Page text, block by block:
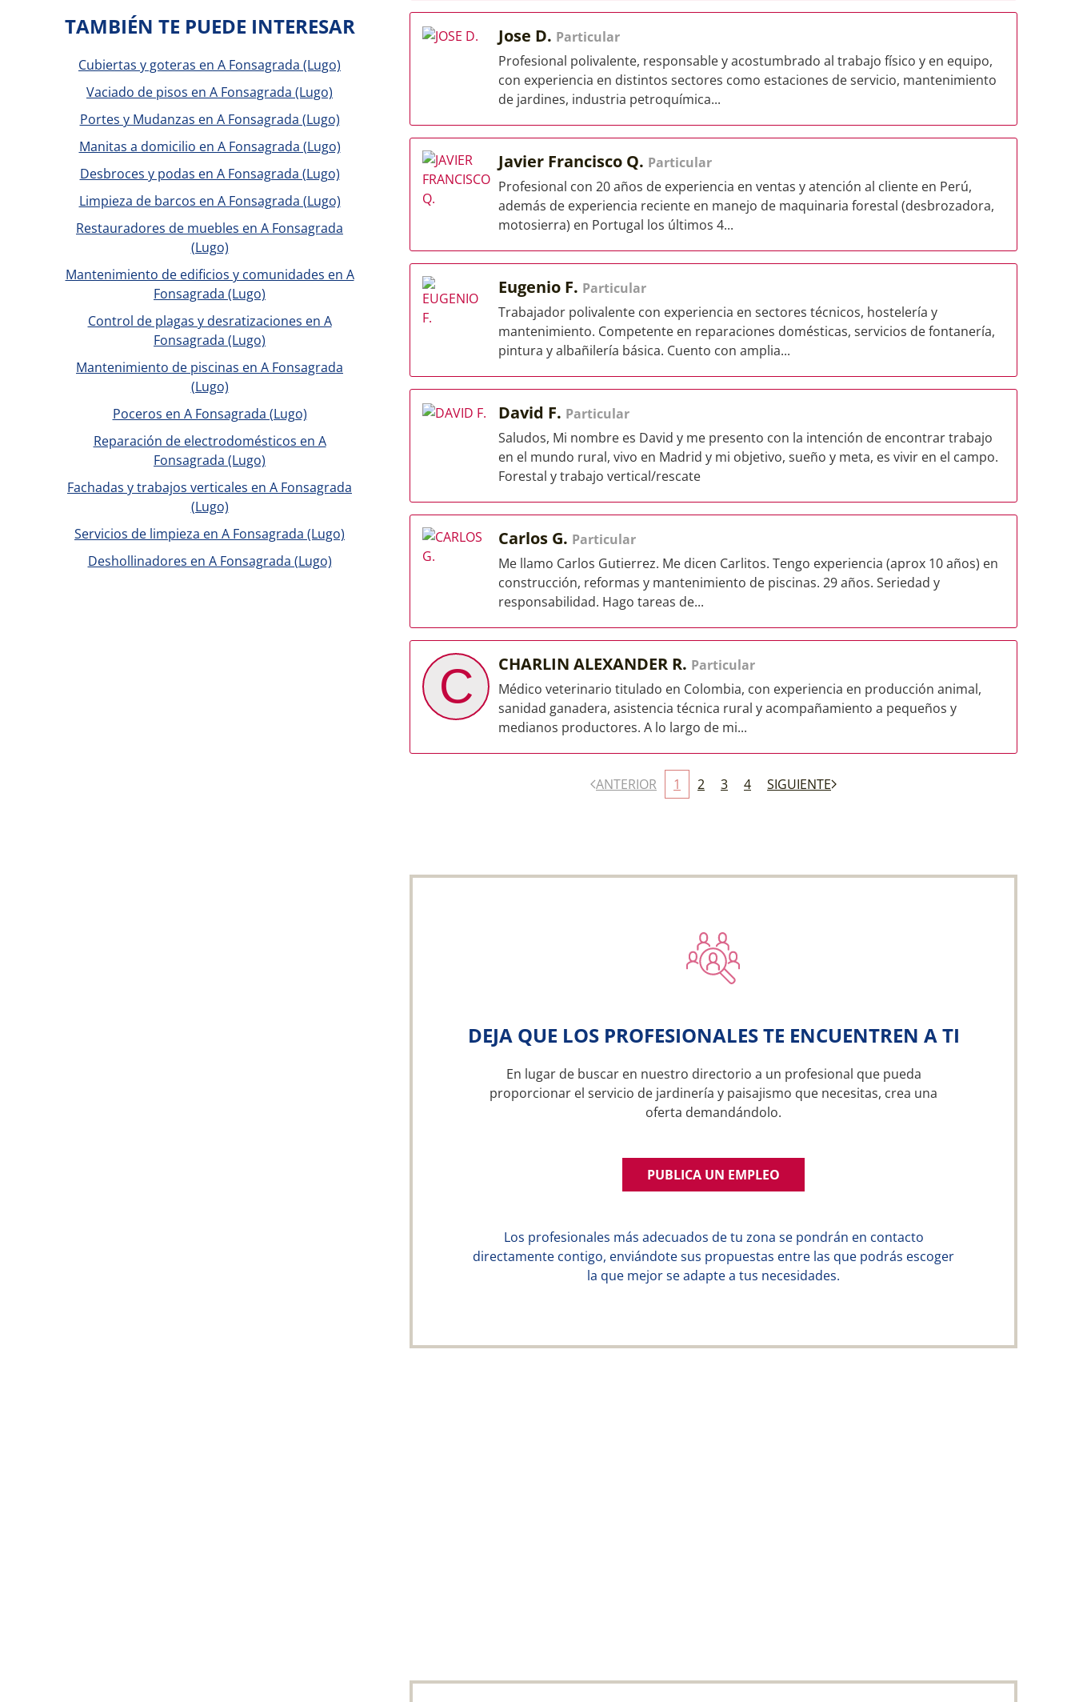
Jose D. Particular
Profesional polivalente, responsable y acostumbrado al trabajo físico y en equipo,
con experiencia en distintos sectores como estaciones de servicio, mantenimiento
de jardines, industria petroquímica...
Javier Francisco Q. Particular
Profesional con 20 años de experiencia en ventas y atención al cliente en Perú,
además de experiencia reciente en manejo de maquinaria forestal (desbrozadora,
motosierra) en Portugal los últimos 4...
Eugenio F. Particular
Trabajador polivalente con experiencia en sectores técnicos, hostelería y
mantenimiento. Competente en reparaciones domésticas, servicios de fontanería,
pintura y albañilería básica. Cuento con amplia...
David F. Particular
Saludos, Mi nombre es David y me presento con la intención de encontrar trabajo
en el mundo rural, vivo en Madrid y mi objetivo, sueño y meta, es vivir en el campo.
Forestal y trabajo vertical/rescate
Carlos G. Particular
Me llamo Carlos Gutierrez. Me dicen Carlitos. Tengo experiencia (aprox 10 años) en
construcción, reformas y mantenimiento de piscinas. 29 años. Seriedad y
responsabilidad. Hago tareas de...
C CHARLIN ALEXANDER R. Particular
Médico veterinario titulado en Colombia, con experiencia en producción animal,
sanidad ganadera, asistencia técnica rural y acompañamiento a pequeños y
medianos productores. A lo largo de mi...
ANTERIOR 1 2 3 4 SIGUIENTE
DEJA QUE LOS PROFESIONALES TE ENCUENTREN A TI
En lugar de buscar en nuestro directorio a un profesional que pueda
proporcionar el servicio de jardinería y paisajismo que necesitas, crea una
oferta demandándolo.
PUBLICA UN EMPLEO
Los profesionales más adecuados de tu zona se pondrán en contacto
directamente contigo, enviándote sus propuestas entre las que podrás escoger
la que mejor se adapte a tus necesidades.
TAMBIÉN TE PUEDE INTERESAR
Cubiertas y goteras en A Fonsagrada (Lugo)
Vaciado de pisos en A Fonsagrada (Lugo)
Portes y Mudanzas en A Fonsagrada (Lugo)
Manitas a domicilio en A Fonsagrada (Lugo)
Desbroces y podas en A Fonsagrada (Lugo)
Limpieza de barcos en A Fonsagrada (Lugo)
Restauradores de muebles en A Fonsagrada
(Lugo)
Mantenimiento de edificios y comunidades en A
Fonsagrada (Lugo)
Control de plagas y desratizaciones en A
Fonsagrada (Lugo)
Mantenimiento de piscinas en A Fonsagrada
(Lugo)
Poceros en A Fonsagrada (Lugo)
Reparación de electrodomésticos en A
Fonsagrada (Lugo)
Fachadas y trabajos verticales en A Fonsagrada
(Lugo)
Servicios de limpieza en A Fonsagrada (Lugo)
Deshollinadores en A Fonsagrada (Lugo)